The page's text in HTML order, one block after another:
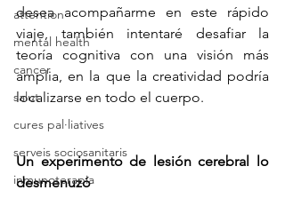
attention
mental health
cancer
salut
cures pal·liatives
serveis sociosanitaris
inmunoterapia
desea acompañarme en este rápido
viaje, también intentaré desafiar la
teoría cognitiva con una visión más
amplia, en la que la creatividad podría
localizarse en todo el cuerpo.
Un experimento de lesión cerebral lo
desmenuzó